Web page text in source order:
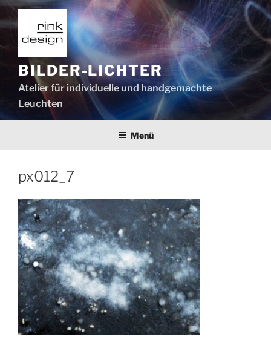
Zum
Inhalt
springen
BILDER-LICHTER
Atelier für individuelle und handgemachte
Leuchten
Menü
px012_7